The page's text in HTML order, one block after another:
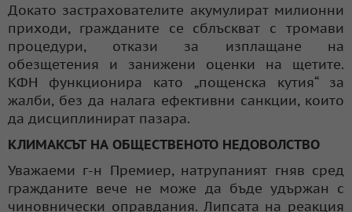
Докато застрахователите акумулират милионни
приходи, гражданите се сблъскват с тромави
процедури, откази за изплащане на
обезщетения и занижени оценки на щетите.
КФН функционира като „пощенска кутия“ за
жалби, без да налага ефективни санкции, които
да дисциплинират пазара.
КЛИМАКСЪТ НА ОБЩЕСТВЕНОТО НЕДОВОЛСТВО
Уважаеми г-н Премиер, натрупаният гняв сред
гражданите вече не може да бъде удържан с
чиновнически оправдания. Липсата на реакция